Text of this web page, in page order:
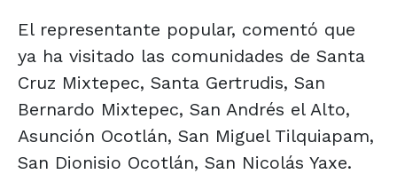
El representante popular, comentó que
ya ha visitado las comunidades de Santa
Cruz Mixtepec, Santa Gertrudis, San
Bernardo Mixtepec, San Andrés el Alto,
Asunción Ocotlán, San Miguel Tilquiapam,
San Dionisio Ocotlán, San Nicolás Yaxe.